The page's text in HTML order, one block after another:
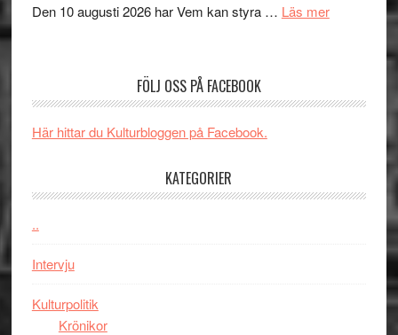
Edge
spännande
Den 10 augusti 2026 har Vem kan styra … Läs merom
kan
FÖLJ OSS PÅ FACEBOOK
Här hittar du Kulturbloggen på Facebook.
KATEGORIER
..
Intervju
Kulturpolitik
Krönikor